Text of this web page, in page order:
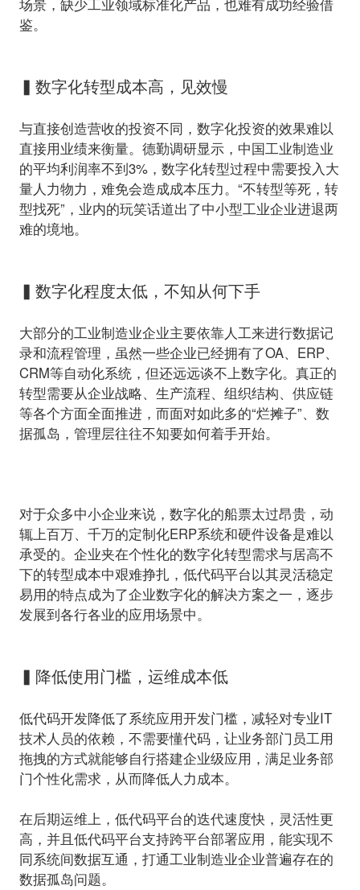
场景，缺少工业领域标准化产品，也难有成功经验借
鉴。
▍数字化转型成本高，见效慢
与直接创造营收的投资不同，数字化投资的效果难以
直接用业绩来衡量。德勤调研显示，中国工业制造业
的平均利润率不到3%，数字化转型过程中需要投入大
量人力物力，难免会造成成本压力。“不转型等死，转
型找死”，业内的玩笑话道出了中小型工业企业进退两
难的境地。
▍数字化程度太低，不知从何下手
大部分的工业制造业企业主要依靠人工来进行数据记
录和流程管理，虽然一些企业已经拥有了OA、ERP、
CRM等自动化系统，但还远远谈不上数字化。真正的
转型需要从企业战略、生产流程、组织结构、供应链
等各个方面全面推进，而面对如此多的“烂摊子”、数
据孤岛，管理层往往不知要如何着手开始。
对于众多中小企业来说，数字化的船票太过昂贵，动
辄上百万、千万的定制化ERP系统和硬件设备是难以
承受的。企业夹在个性化的数字化转型需求与居高不
下的转型成本中艰难挣扎，低代码平台以其灵活稳定
易用的特点成为了企业数字化的解决方案之一，逐步
发展到各行各业的应用场景中。
▍降低使用门槛，运维成本低
低代码开发降低了系统应用开发门槛，减轻对专业IT
技术人员的依赖，不需要懂代码，让业务部门员工用
拖拽的方式就能够自行搭建企业级应用，满足业务部
门个性化需求，从而降低人力成本。
在后期运维上，低代码平台的迭代速度快，灵活性更
高，并且低代码平台支持跨平台部署应用，能实现不
同系统间数据互通，打通工业制造业企业普遍存在的
数据孤岛问题。